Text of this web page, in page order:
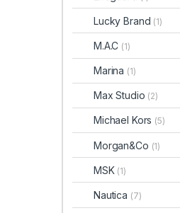
Lucky Brand (1)
M.A.C (1)
Marina (1)
Max Studio (2)
Michael Kors (5)
Morgan&Co (1)
MSK (1)
Nautica (7)